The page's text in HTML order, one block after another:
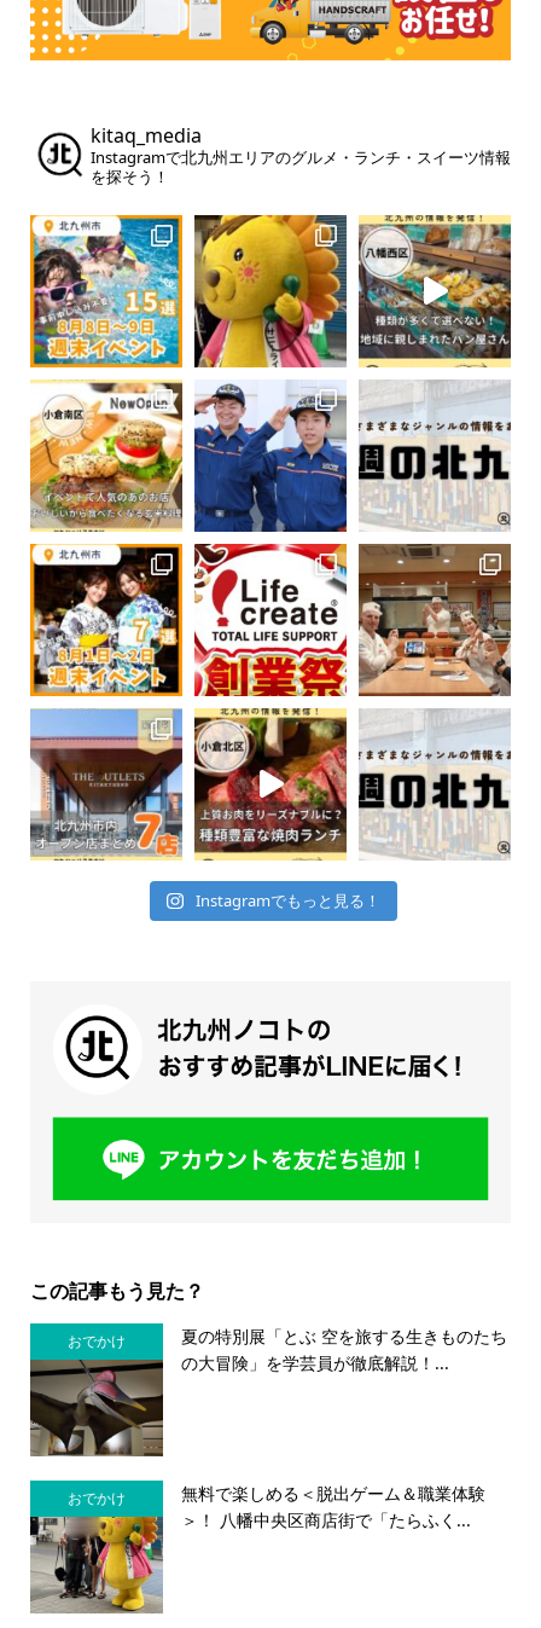
kitaq_media
Instagramで北九州エリアのグルメ・ランチ・スイーツ情報
を探そう！
Instagramでもっと見る！
この記事もう見た？
おでかけ
夏の特別展「とぶ 空を旅する生きものたち
の大冒険」を学芸員が徹底解説！...
おでかけ
無料で楽しめる＜脱出ゲーム＆職業体験
＞！ 八幡中央区商店街で「たらふく...